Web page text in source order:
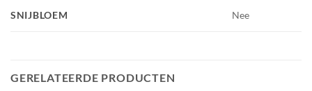
SNIJBLOEM Nee
GERELATEERDE PRODUCTEN